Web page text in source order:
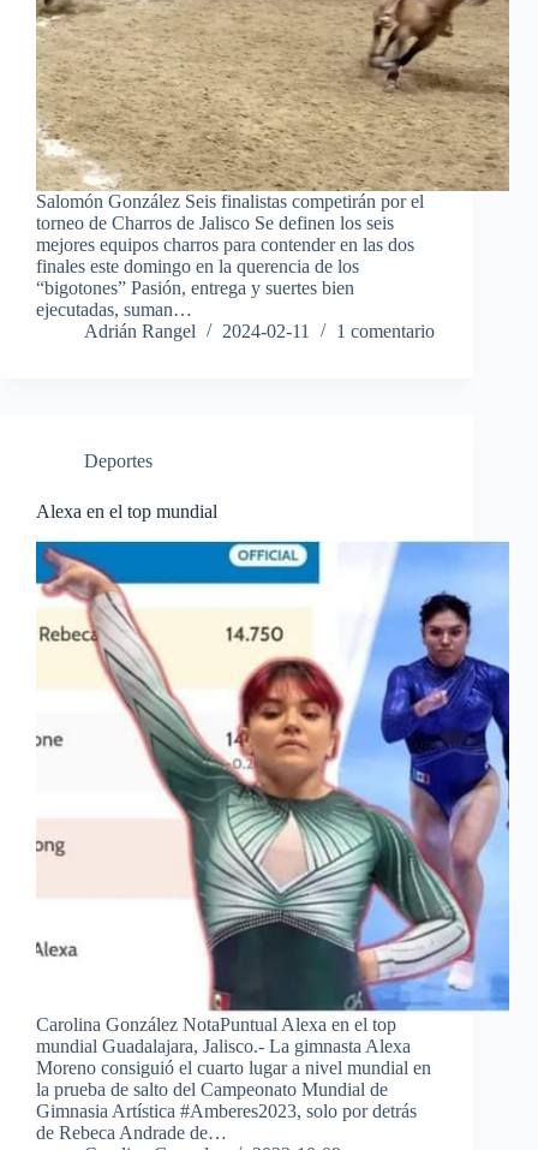
Salomón González Seis finalistas competirán por el
torneo de Charros de Jalisco Se definen los seis
mejores equipos charros para contender en las dos
finales este domingo en la querencia de los
“bigotones” Pasión, entrega y suertes bien
ejecutadas, suman…
Adrián Rangel
2024-02-11 1 comentario
Deportes
Alexa en el top mundial
Carolina González NotaPuntual Alexa en el top
mundial Guadalajara, Jalisco.- La gimnasta Alexa
Moreno consiguió el cuarto lugar a nivel mundial en
la prueba de salto del Campeonato Mundial de
Gimnasia Artística #Amberes2023, solo por detrás
de Rebeca Andrade de…